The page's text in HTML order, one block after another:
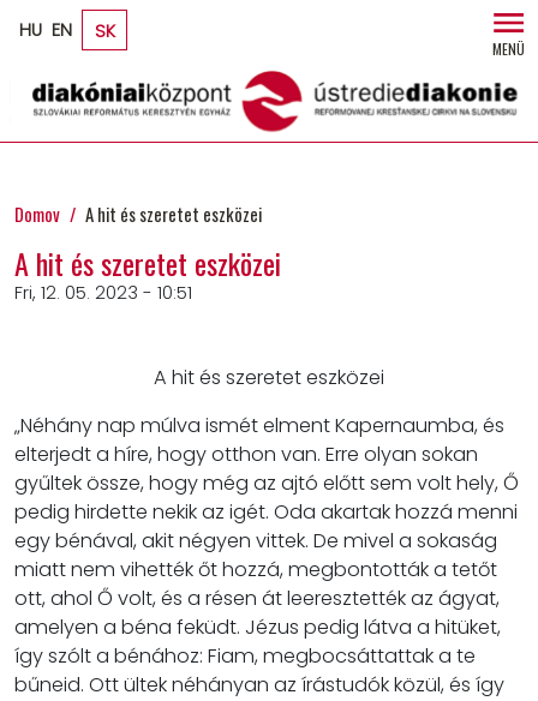
Skip to main content
HU EN SK
MENÜ
Domov A hit és szeretet eszközei
A hit és szeretet eszközei
Fri, 12. 05. 2023 - 10:51
A hit és szeretet eszközei
„Néhány nap múlva ismét elment Kapernaumba, és
elterjedt a híre, hogy otthon van. Erre olyan sokan
gyűltek össze, hogy még az ajtó előtt sem volt hely, Ő
pedig hirdette nekik az igét. Oda akartak hozzá menni
egy bénával, akit négyen vittek. De mivel a sokaság
miatt nem vihették őt hozzá, megbontották a tetőt
ott, ahol Ő volt, és a résen át leeresztették az ágyat,
amelyen a béna feküdt. Jézus pedig látva a hitüket,
így szólt a bénához: Fiam, megbocsáttattak a te
bűneid. Ott ültek néhányan az írástudók közül, és így